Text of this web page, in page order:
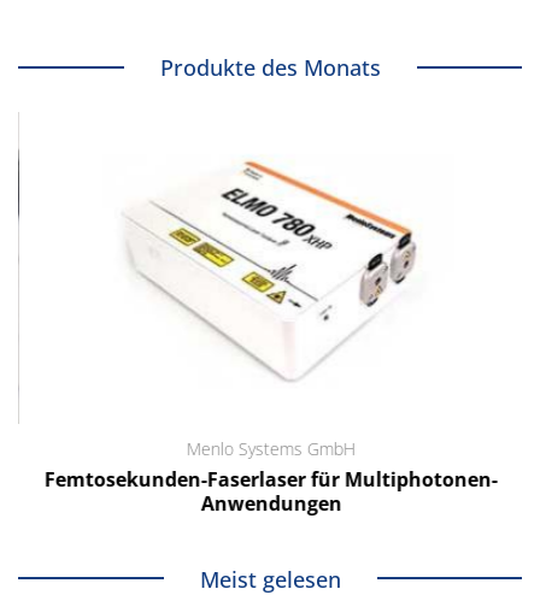
Produkte des Monats
Menlo Systems GmbH
Femtosekunden-Faserlaser für Multiphotonen-
Anwendungen
Meist gelesen